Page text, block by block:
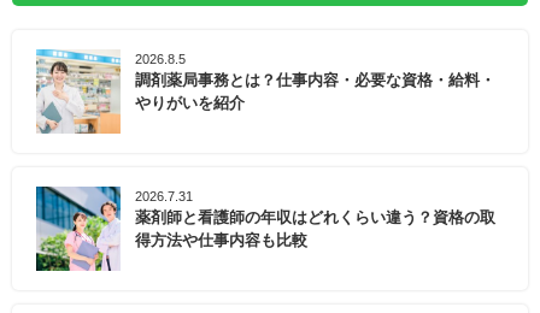
2026.8.5
調剤薬局事務とは？仕事内容・必要な資格・給料・
やりがいを紹介
2026.7.31
薬剤師と看護師の年収はどれくらい違う？資格の取
得方法や仕事内容も比較